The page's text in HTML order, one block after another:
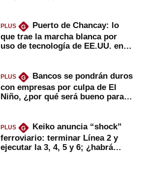
PLUS G
Puerto de Chancay: lo
que trae la marcha blanca por
uso de tecnología de EE.UU. en
PLUS G
Bancos se pondrán duros
con empresas por culpa de El
Niño, ¿por qué será bueno para
PLUS G
Keiko anuncia “shock”
ferroviario: terminar Línea 2 y
ejecutar la 3, 4, 5 y 6; ¿habrá